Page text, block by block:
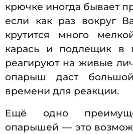
крючке иногда бывает
если как раз вокруг
крутится много
карась и подлещик в
реагируют на живые
опарыш даст
времени для реакции.
Ещё одно
опарышей — это